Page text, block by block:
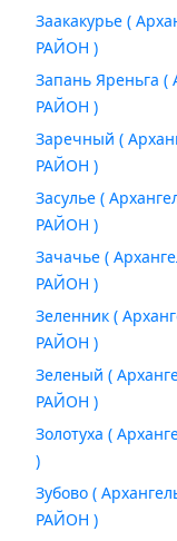
Заакакурье (
РАЙОН )
Запань Яреньга (
РАЙОН )
Заречный (
РАЙОН )
Засулье (
РАЙОН )
Зачачье (
РАЙОН )
Зеленник (
РАЙОН )
Зеленый (
РАЙОН )
Золотуха (
)
Зубово (
РАЙОН )